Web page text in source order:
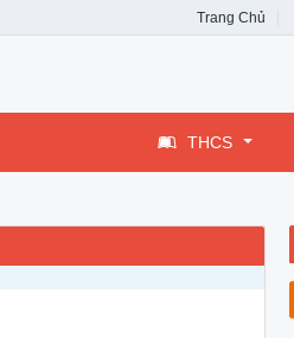
Trang Chủ
THCS